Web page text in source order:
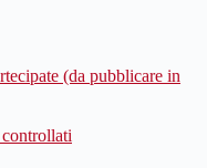
(da pubblicare in